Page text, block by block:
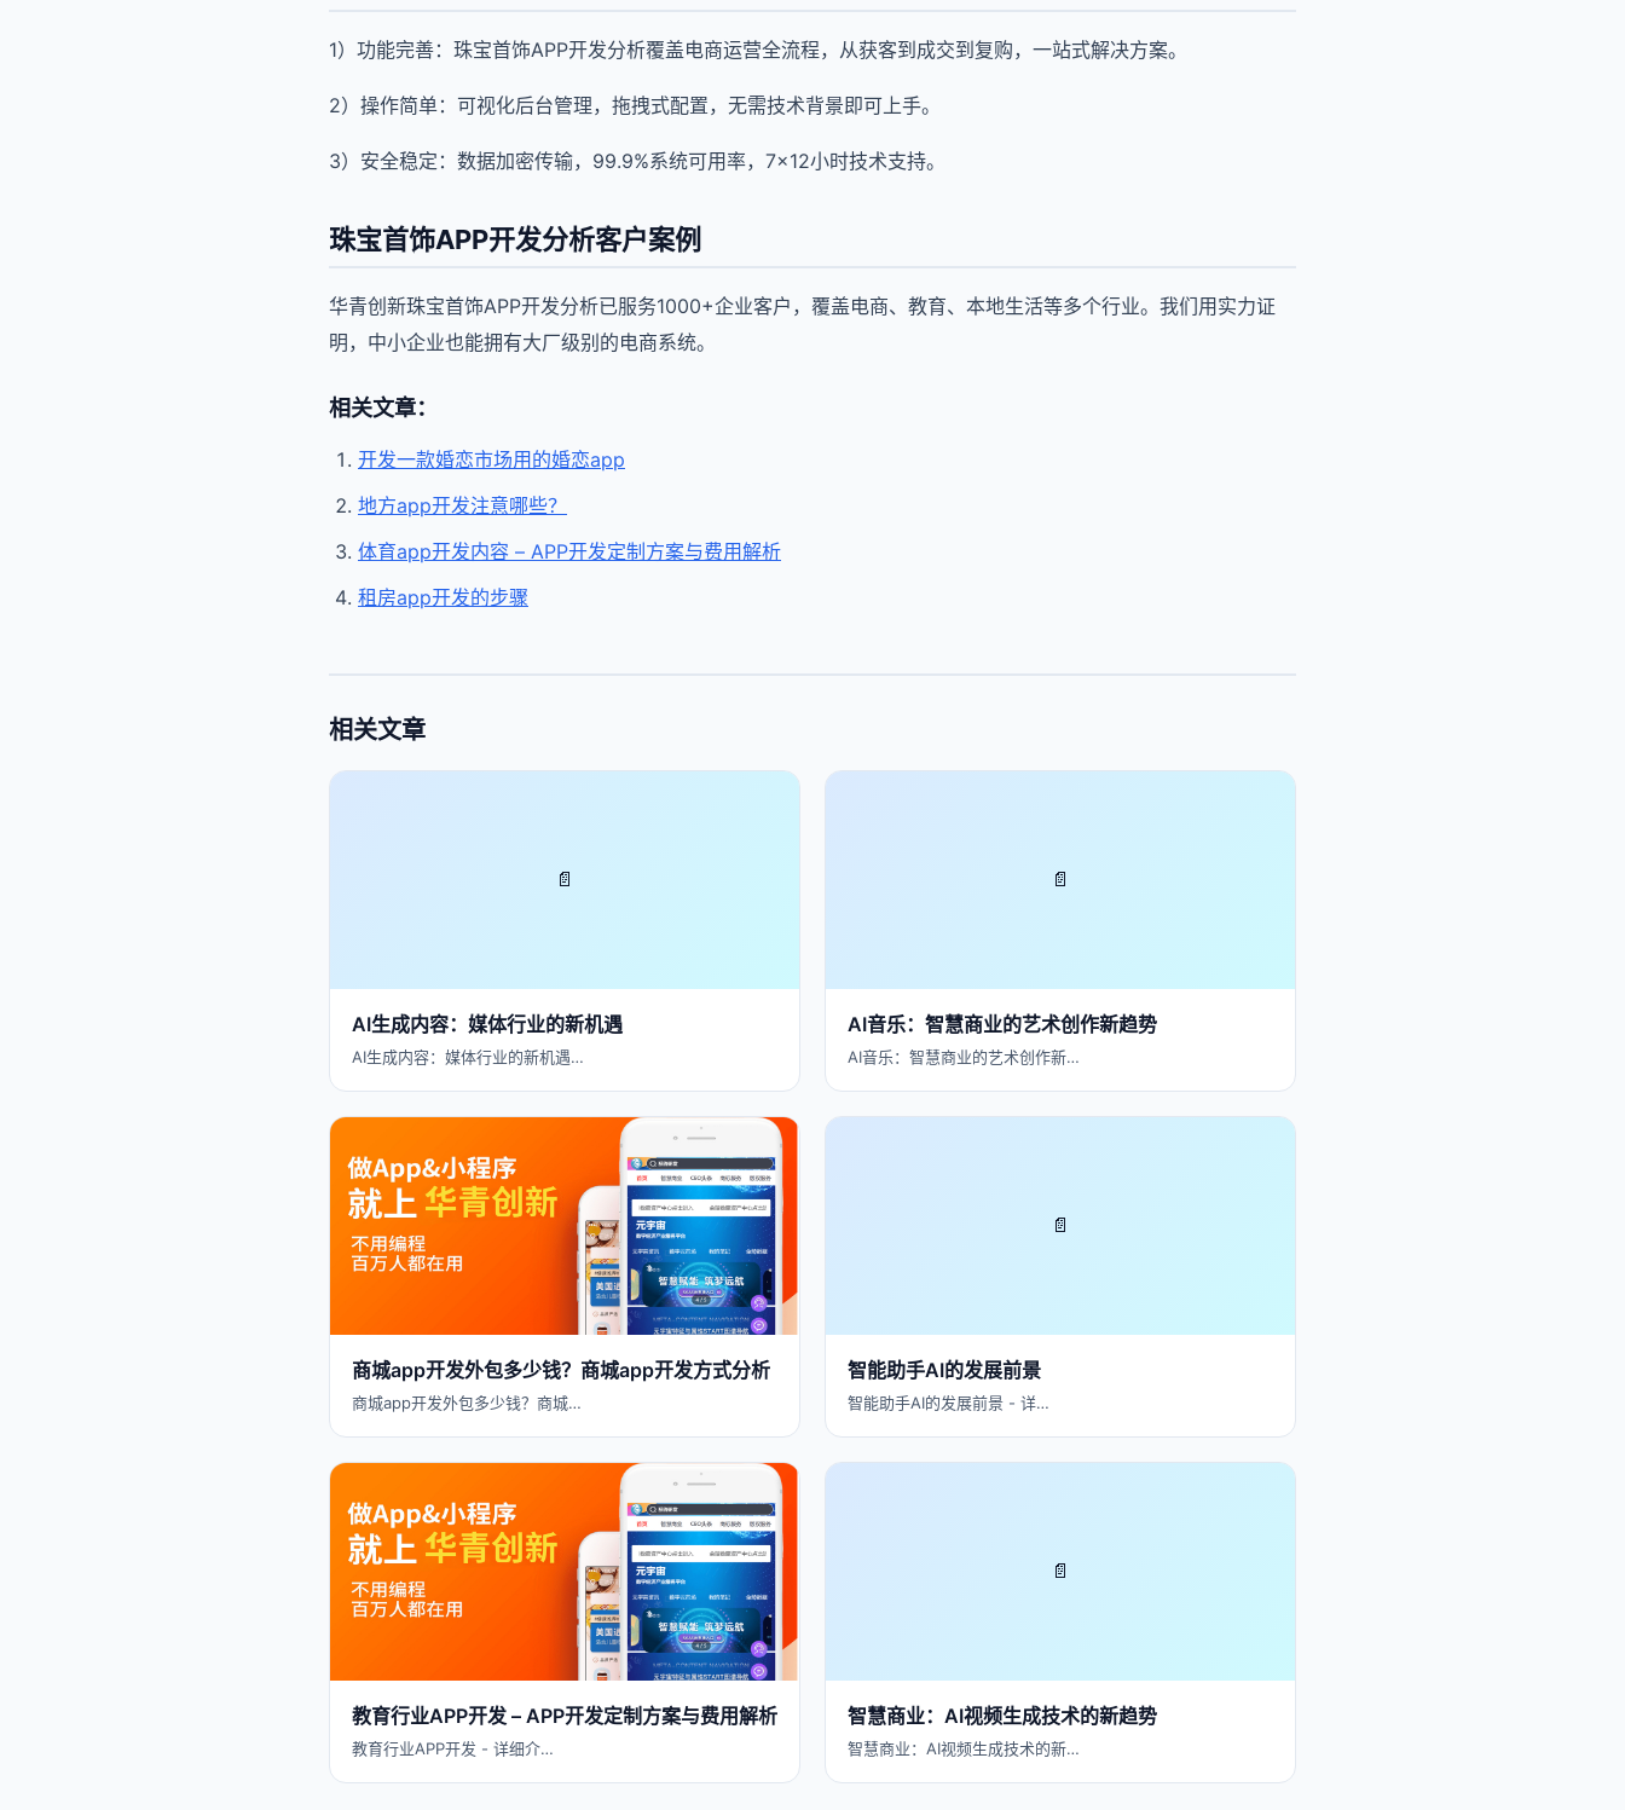
1）功能完善：珠宝首饰APP开发分析覆盖电商运营全流程，从获客到成交到复购，一站式解决方案。
2）操作简单：可视化后台管理，拖拽式配置，无需技术背景即可上手。
3）安全稳定：数据加密传输，99.9%系统可用率，7×12小时技术支持。
珠宝首饰APP开发分析客户案例
华青创新珠宝首饰APP开发分析已服务1000+企业客户，覆盖电商、教育、本地生活等多个行业。我们用实力证
明，中小企业也能拥有大厂级别的电商系统。
相关文章：
开发一款婚恋市场用的婚恋app
地方app开发注意哪些？
体育app开发内容 – APP开发定制方案与费用解析
租房app开发的步骤
相关文章
📄
AI生成内容：媒体行业的新机遇
AI生成内容：媒体行业的新机遇…
📄
AI音乐：智慧商业的艺术创作新趋势
AI音乐：智慧商业的艺术创作新…
商城app开发外包多少钱？商城app开发方式分析
商城app开发外包多少钱？商城…
📄
智能助手AI的发展前景
智能助手AI的发展前景 - 详…
教育行业APP开发 – APP开发定制方案与费用解析
教育行业APP开发 - 详细介…
📄
智慧商业：AI视频生成技术的新趋势
智慧商业：AI视频生成技术的新…